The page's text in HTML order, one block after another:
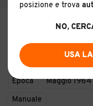
€
Epoca Maggio 1964
Manuale
posizione e trova
NO,
USA